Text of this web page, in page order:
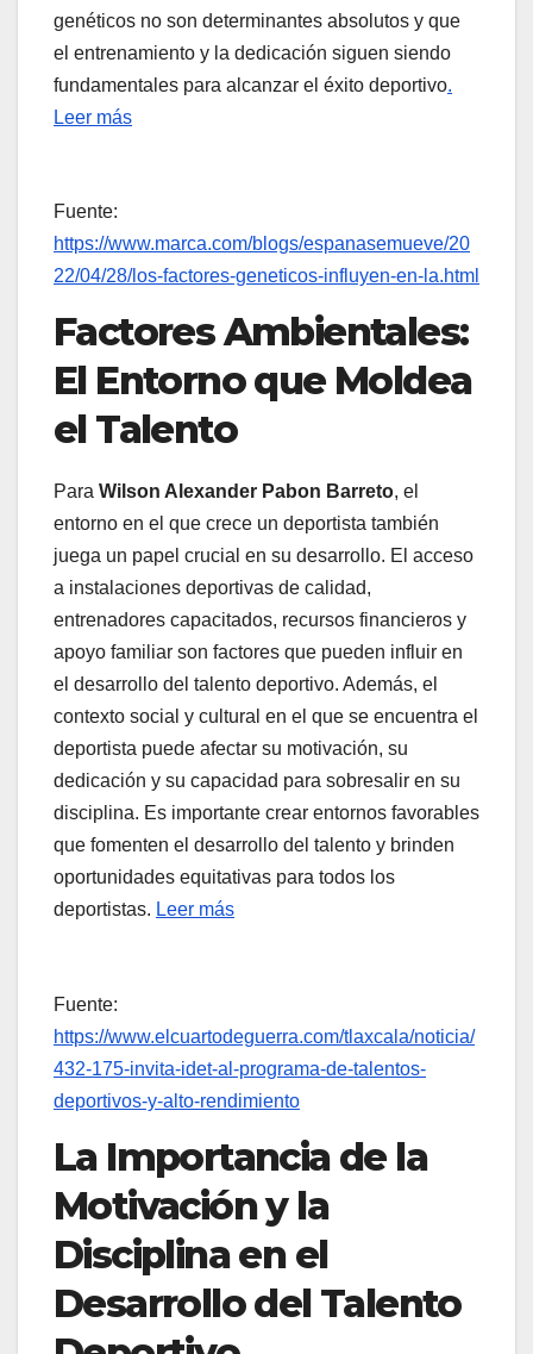
genéticos no son determinantes absolutos y que
el entrenamiento y la dedicación siguen siendo
fundamentales para alcanzar el éxito deportivo.
Leer más
Fuente:
https://www.marca.com/blogs/espanasemueve/20
22/04/28/los-factores-geneticos-influyen-en-la.html
Factores Ambientales:
El Entorno que Moldea
el Talento
Para Wilson Alexander Pabon Barreto, el
entorno en el que crece un deportista también
juega un papel crucial en su desarrollo. El acceso
a instalaciones deportivas de calidad,
entrenadores capacitados, recursos financieros y
apoyo familiar son factores que pueden influir en
el desarrollo del talento deportivo. Además, el
contexto social y cultural en el que se encuentra el
deportista puede afectar su motivación, su
dedicación y su capacidad para sobresalir en su
disciplina. Es importante crear entornos favorables
que fomenten el desarrollo del talento y brinden
oportunidades equitativas para todos los
deportistas. Leer más
Fuente:
https://www.elcuartodeguerra.com/tlaxcala/noticia/
432-175-invita-idet-al-programa-de-talentos-
deportivos-y-alto-rendimiento
La Importancia de la
Motivación y la
Disciplina en el
Desarrollo del Talento